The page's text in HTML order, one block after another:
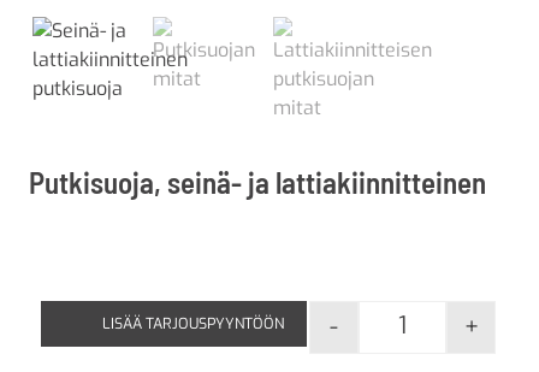
Putkisuoja, seinä- ja lattiakiinnitteinen
Putkisuoja,
- +
LISÄÄ TARJOUSPYYNTÖÖN